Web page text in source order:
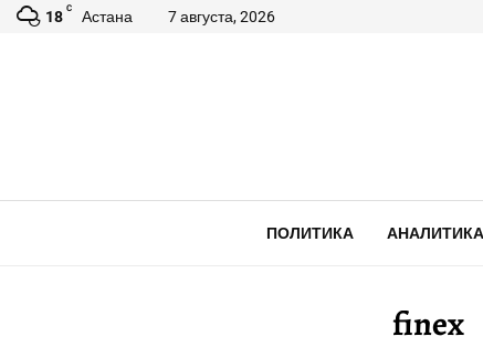
18 C Астана 7 августа, 2026
ПОЛИТИКА АНАЛИТИКА
finex